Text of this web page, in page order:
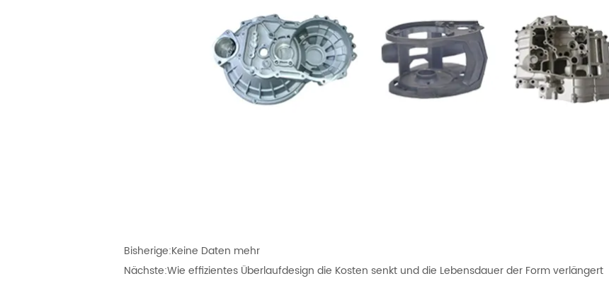
Bisherige:Keine Daten mehr
Nächste:Wie effizientes Überlaufdesign die Kosten senkt und die Lebensdauer der Form verlängert